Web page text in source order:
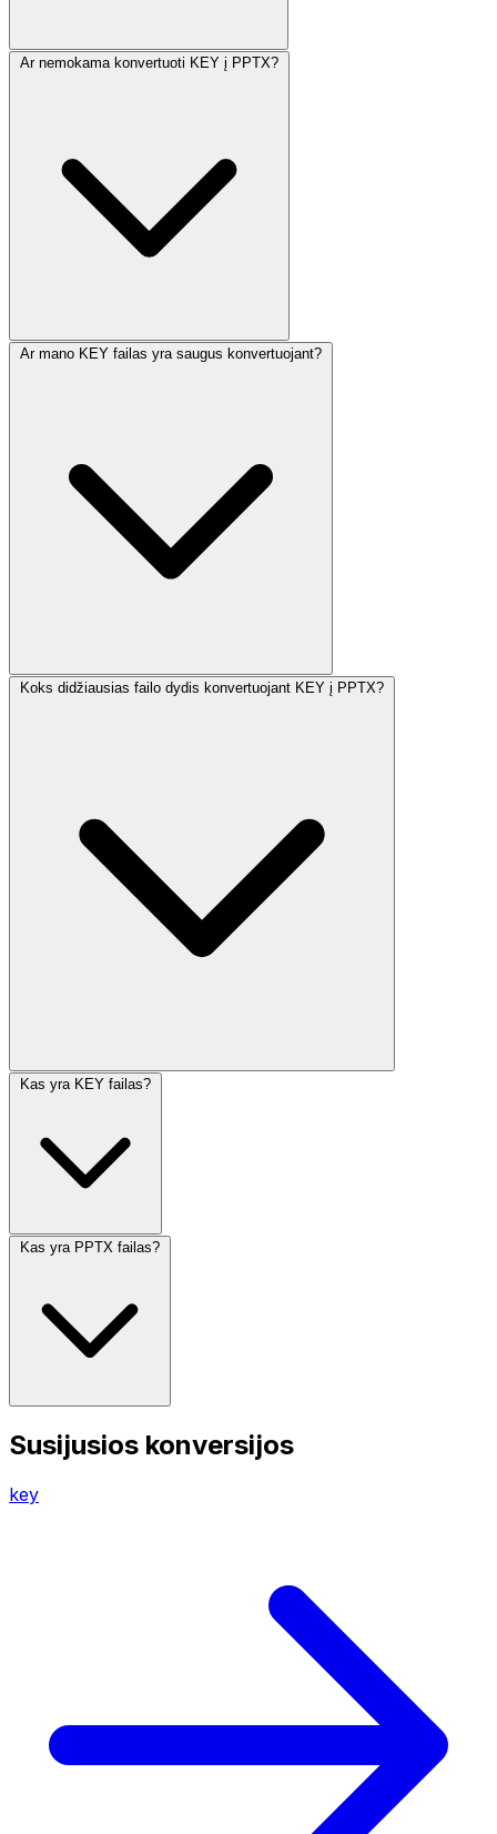
Ar nemokama konvertuoti KEY į PPTX?
Ar mano KEY failas yra saugus konvertuojant?
Koks didžiausias failo dydis konvertuojant KEY į PPTX?
Kas yra KEY failas?
Kas yra PPTX failas?
Susijusios konversijos
key